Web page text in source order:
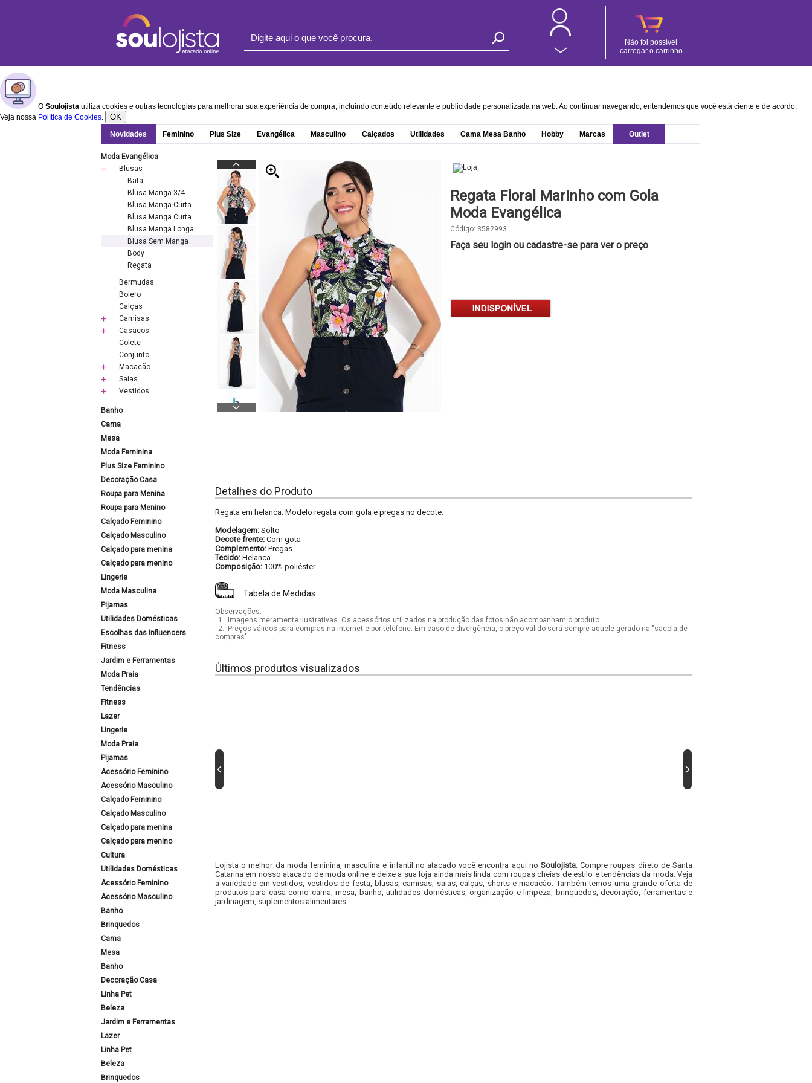
Não foi possível
carregar o carrinho
O Soulojista utiliza cookies e outras tecnologias para melhorar sua experiência de compra, incluindo conteúdo relevante e publicidade personalizada na web. Ao continuar navegando, entendemos que você está ciente e de acordo.
Veja nossa Política de Cookies. OK
Novidades Feminino Plus Size Evangélica Masculino Calçados Utilidades Cama Mesa Banho Hobby Marcas Outlet
Moda Evangélica
Blusas
Bata
Blusa Manga 3/4
Blusa Manga Curta
Blusa Manga Curta
Blusa Manga Longa
Blusa Sem Manga
Body
Regata
Bermudas
Bolero
Calças
Camisas
Casacos
Colete
Conjunto
Macacão
Saias
Vestidos
Banho
Cama
Mesa
Moda Feminina
Plus Size Feminino
Decoração Casa
Roupa para Menina
Roupa para Menino
Calçado Feminino
Calçado Masculino
Calçado para menina
Calçado para menino
Lingerie
Moda Masculina
Pijamas
Utilidades Domésticas
Escolhas das Influencers
Fitness
Jardim e Ferramentas
Moda Praia
Tendências
Fitness
Lazer
Lingerie
Moda Praia
Pijamas
Acessório Feminino
Acessório Masculino
Calçado Feminino
Calçado Masculino
Calçado para menina
Calçado para menino
Cultura
Utilidades Domésticas
Acessório Feminino
Acessório Masculino
Banho
Brinquedos
Cama
Mesa
Banho
Decoração Casa
Linha Pet
Beleza
Jardim e Ferramentas
Lazer
Linha Pet
Beleza
Brinquedos
Regata Floral Marinho com Gola
Moda Evangélica
Código: 3582993
Faça seu login ou cadastre-se para ver o preço
Detalhes do Produto
Regata em helanca. Modelo regata com gola e pregas no decote.
Modelagem: Solto
Decote frente: Com gota
Complemento: Pregas
Tecido: Helanca
Composição: 100% poliéster
Tabela de Medidas
Observações:
1.
Imagens meramente ilustrativas. Os acessórios utilizados na produção das fotos não acompanham o produto.
2.
Preços válidos para compras na internet e por telefone. Em caso de divergência, o preço válido será sempre aquele gerado na "sacola de
compras".
Últimos produtos visualizados
Lojista o melhor da moda feminina, masculina e infantil no atacado você encontra aqui no Soulojista. Compre roupas direto de Santa
Catarina em nosso atacado de moda online e deixe a sua loja ainda mais linda com roupas cheias de estilo e tendências da moda. Veja
a variedade em vestidos, vestidos de festa, blusas, camisas, saias, calças, shorts e macacão. Também temos uma grande oferta de
produtos para casa como cama, mesa, banho, utilidades domésticas, organização e limpeza, brinquedos, decoração, ferramentas e
jardinagem, suplementos alimentares.